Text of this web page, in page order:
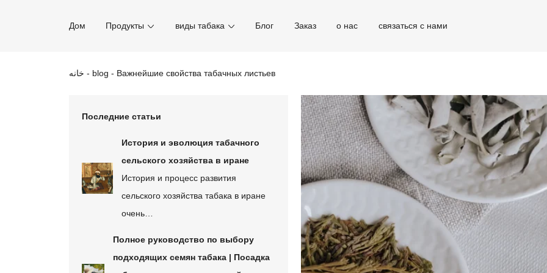
Дом Продукты виды табака Блог Заказ о нас связаться с нами
خانه - blog - Важнейшие свойства табачных листьев
Последние статьи
История и эволюция табачного
сельского хозяйства в иране
История и процесс развития
сельского хозяйства табака в иране
очень…
Полное руководство по выбору
подходящих семян табака | Посадка